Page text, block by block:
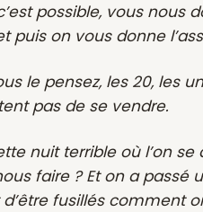
possible, vous nous
puis on vous donne
le pensez, les 20, les
pas de se vendre.
nuit terrible où l’on
faire ? Et on a
fusillés comment